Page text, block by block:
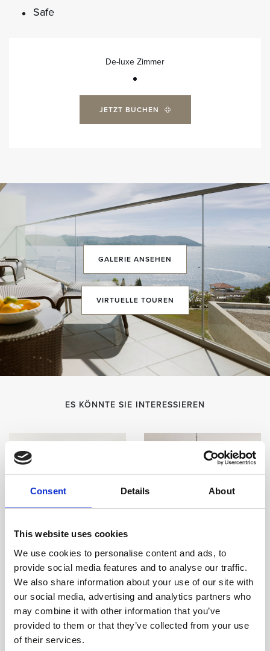
Consent Details About
This website uses cookies
We use cookies to personalise content and ads, to
provide social media features and to analyse our traffic.
We also share information about your use of our site with
our social media, advertising and analytics partners who
may combine it with other information that you’ve
provided to them or that they’ve collected from your use
of their services.
Safe
De-luxe Zimmer
JETZT BUCHEN
GALERIE ANSEHEN
VIRTUELLE TOUREN
ES KÖNNTE SIE INTERESSIEREN
Club Zimmer
Raumgröße: 34 m2
Gäste
Executive-Suite